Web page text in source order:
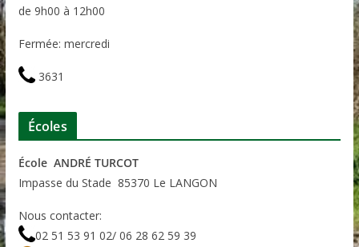
de 9h00 à 12h00
Fermée: mercredi
3631
Écoles
École ANDRÉ TURCOT
Impasse du Stade 85370 Le LANGON
Nous contacter:
02 51 53 91 02/ 06 28 62 59 39